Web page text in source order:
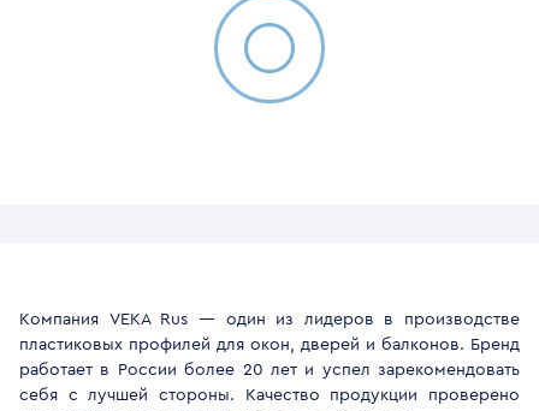
Компания VEKA Rus — один из лидеров в производстве
пластиковых профилей для окон, дверей и балконов. Бренд
работает в России более 20 лет и успел зарекомендовать
себя с лучшей стороны. Качество продукции проверено